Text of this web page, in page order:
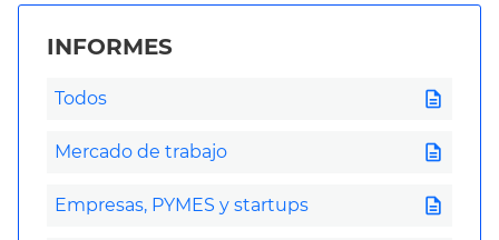
INFORMES
Todos description
Mercado de trabajo description
Empresas, PYMES y startups description